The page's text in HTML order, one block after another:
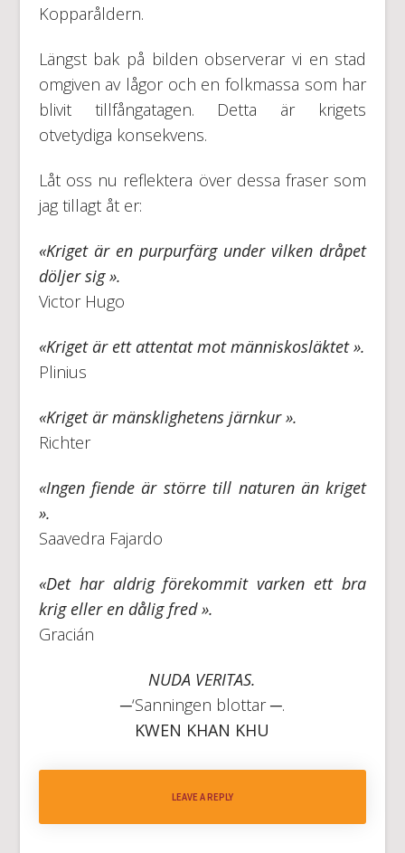
Kopparåldern.
Längst bak på bilden observerar vi en stad
omgiven av lågor och en folkmassa som har
blivit tillfångatagen. Detta är krigets
otvetydiga konsekvens.
Låt oss nu reflektera över dessa fraser som
jag tillagt åt er:
«Kriget är en purpurfärg under vilken dråpet
döljer sig».
Victor Hugo
«Kriget är ett attentat mot människosläktet».
Plinius
«Kriget är mänsklighetens järnkur».
Richter
«Ingen fiende är större till naturen än kriget
».
Saavedra Fajardo
«Det har aldrig förekommit varken ett bra
krig eller en dålig fred».
Gracián
NUDA VERITAS.
─‘Sanningen blottar ─.
KWEN KHAN KHU
LEAVE A REPLY